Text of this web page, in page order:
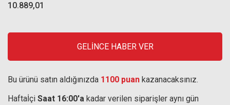
10.889,01
GELİNCE HABER VER
Bu ürünü satın aldığınızda 1100 puan kazanacaksınız.
Haftaİçi Saat 16:00'a kadar verilen siparişler aynı gün